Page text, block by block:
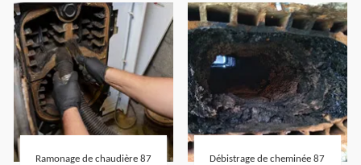
Ramonage de chaudière 87 Débistrage de cheminée 87